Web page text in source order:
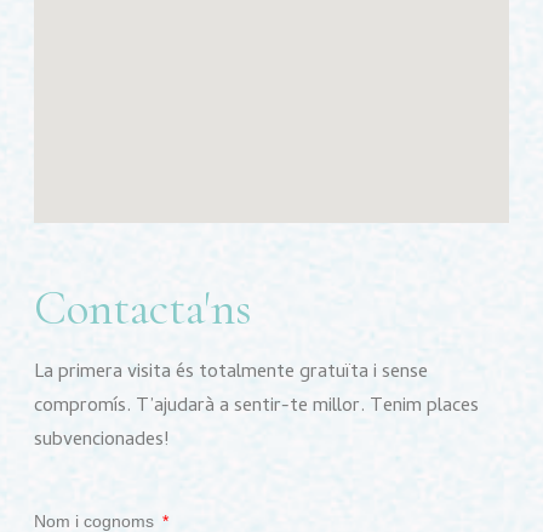
Contacta'ns
La primera visita és totalmente gratuïta i sense
compromís. T’ajudarà a sentir-te millor. Tenim places
subvencionades!
Nom i cognoms